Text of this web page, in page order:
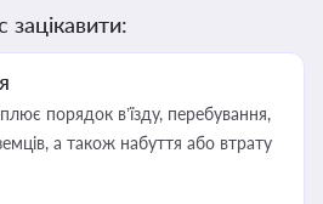
зацікавити:
порядок в’їзду, перебування,
а також набуття або втрату